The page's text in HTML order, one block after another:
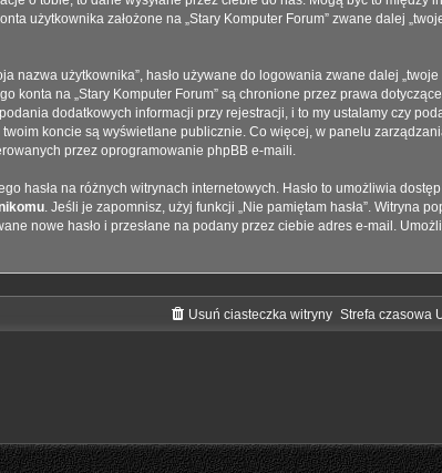
użytkownika założone na „Stary Komputer Forum” zwane dalej
użytkownika”, hasło używane do logowania zwane dalej „twoje
konta na „Stary Komputer Forum” są chronione przez prawa dotyczące
dodatkowych informacji przy rejestracji, i to my ustalamy czy
koncie są wyświetlane publicznie. Co więcej, w panelu
przez oprogramowanie phpBB e-maili.
hasła na różnych witrynach internetowych. Hasło to umożliwia
. Jeśli je zapomnisz, użyj funkcji „Nie pamiętam hasła”. Witryna
nowe hasło i przesłane na podany przez ciebie adres e-mail.
Strefa czasowa
Usuń ciasteczka witryny